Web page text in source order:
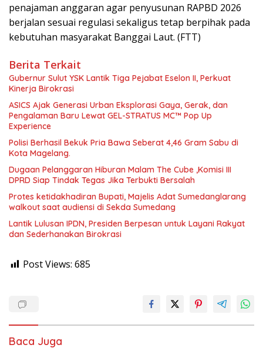
penajaman anggaran agar penyusunan RAPBD 2026
berjalan sesuai regulasi sekaligus tetap berpihak pada
kebutuhan masyarakat Banggai Laut. (FTT)
Berita Terkait
Gubernur Sulut YSK Lantik Tiga Pejabat Eselon II, Perkuat
Kinerja Birokrasi
ASICS Ajak Generasi Urban Eksplorasi Gaya, Gerak, dan
Pengalaman Baru Lewat GEL-STRATUS MC™ Pop Up
Experience
Polisi Berhasil Bekuk Pria Bawa Seberat 4,46 Gram Sabu di
Kota Magelang.
Dugaan Pelanggaran Hiburan Malam The Cube ,Komisi III
DPRD Siap Tindak Tegas Jika Terbukti Bersalah
Protes ketidakhadiran Bupati, Majelis Adat Sumedanglarang
walkout saat audiensi di Sekda Sumedang
Lantik Lulusan IPDN, Presiden Berpesan untuk Layani Rakyat
dan Sederhanakan Birokrasi
Post Views: 685
Baca Juga